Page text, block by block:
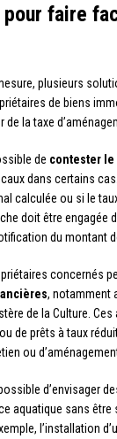
faire
plusieurs
de biens
de la taxe
de contester le
dans certains
calculée ou si le
doit être engagée
du montant
concernés
, notamment
de la Culture. Ces
de prêts à taux
ou
d’envisager
aquatique sans être
l’installation